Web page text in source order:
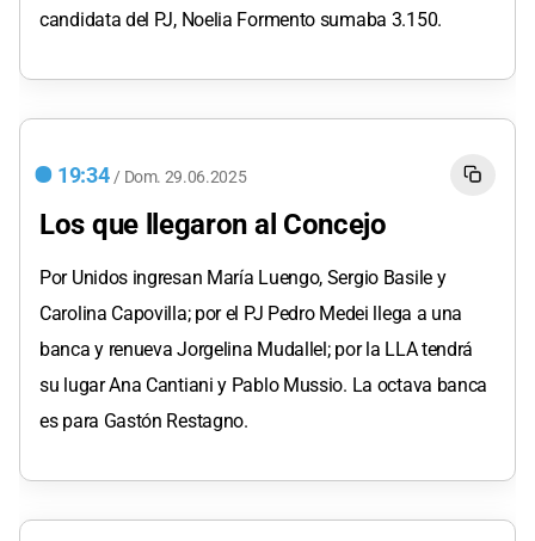
candidata del PJ, Noelia Formento sumaba 3.150.
19:34 / Dom. 29.06.2025
Los que llegaron al Concejo
Por Unidos ingresan María Luengo, Sergio Basile y
Carolina Capovilla; por el PJ Pedro Medei llega a una
banca y renueva Jorgelina Mudallel; por la LLA tendrá
su lugar Ana Cantiani y Pablo Mussio. La octava banca
es para Gastón Restagno.